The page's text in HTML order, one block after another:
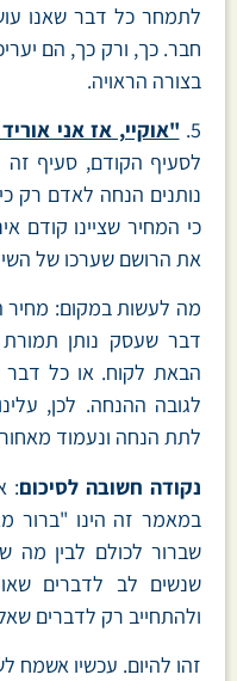
לתמחר כל דבר שאנו
חבר. כך, ורק כך, הם
בצורה הראויה.
5. "אוקיי, אז אני
לסעיף הקודם, סעיף
נותנים הנחה לאדם רק
כי המחיר שציינו קודם
את הרושם שערכו של
מה לעשות במקום: מחיר
דבר שעסק נותן
הבאת לקוח. או כל
לגובה ההנחה. לכן,
לתת הנחה ונעמוד
נקודה חשובה לסיכום:
במאמר זה הינו "ברור
שברור לכולם לבין מה
שנשים לב לדברים
ולהתחייב רק לדברים
זהו להיום. עכשיו